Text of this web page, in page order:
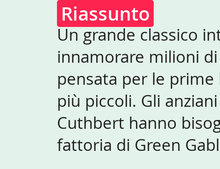
Riassunto
Un grande classico
innamorare milioni
pensata per le
più piccoli. Gli
Cuthbert hanno
fattoria di Green